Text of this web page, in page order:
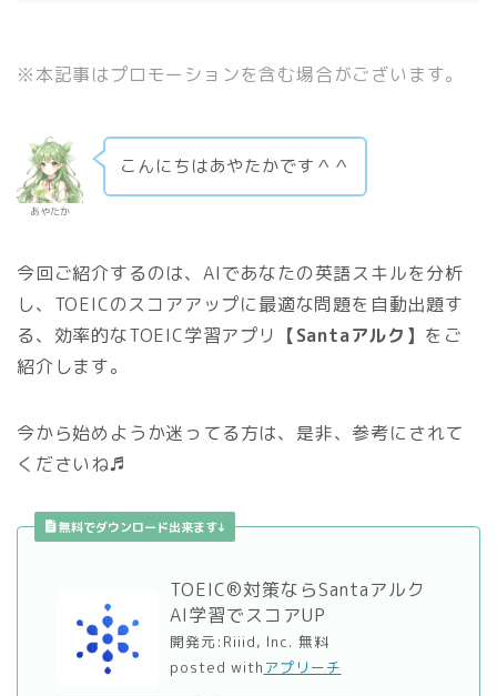
※本記事はプロモーションを含む場合がございます。
あやたか
こんにちはあやたかです＾＾
今回ご紹介するのは、AIであなたの英語スキルを分析
し、TOEICのスコアアップに最適な問題を自動出題す
る、効率的なTOEIC学習アプリ 【Santaアルク】 をご
紹介します。
今から始めようか迷ってる方は、是非、参考にされて
くださいね♬
無料でダウンロード出来ます↓
TOEIC®対策ならSantaアルク
AI学習でスコアUP
開発元: Riiid, Inc. 無料
posted with アプリーチ